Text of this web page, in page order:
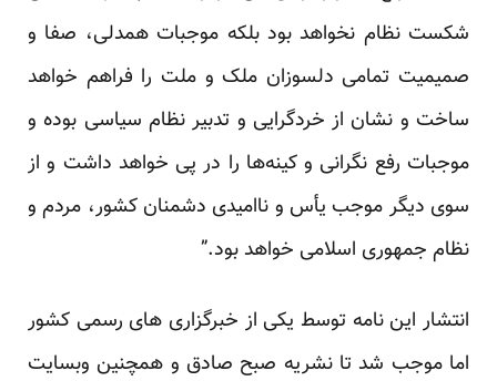
شکست نظام نخواهد بود بلکه موجبات همدلی، صفا و
صمیمیت تمامی دلسوزان ملک و ملت را فراهم خواهد
ساخت و نشان از خردگرایی و تدبیر نظام سیاسی بوده و
موجبات رفع نگرانی و کینه‌ها را در پی خواهد داشت و از
سوی دیگر موجب یأس و ناامیدی دشمنان کشور، مردم و
نظام جمهوری اسلامی خواهد بود.”
انتشار این نامه توسط یکی از خبرگزاری های رسمی کشور
اما موجب شد تا نشریه صبح صادق و همچنین وبسایت